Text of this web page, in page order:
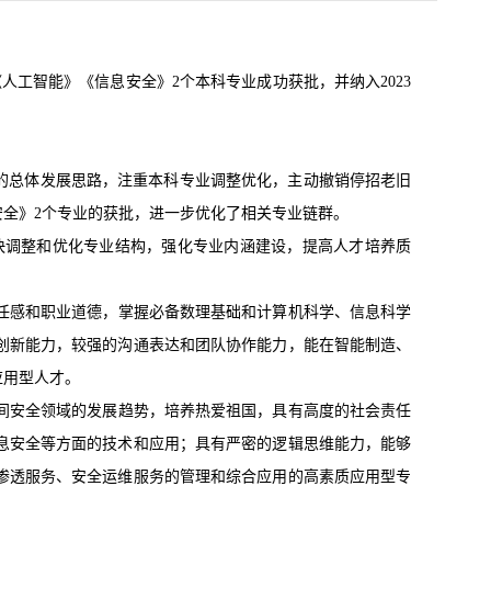
智能》《信息安全》2个本科专业成功获批，并纳入2023
体发展思路，注重本科专业调整优化，主动撤销停招老旧
》2个专业的获批，进一步优化了相关专业链群。
和优化专业结构，强化专业内涵建设，提高人才培养质
和职业道德，掌握必备数理基础和计算机科学、信息科学
能力，较强的沟通表达和团队协作能力，能在智能制造、
型人才。
全领域的发展趋势，培养热爱祖国，具有高度的社会责任
全等方面的技术和应用；具有严密的逻辑思维能力，能够
服务、安全运维服务的管理和综合应用的高素质应用型专